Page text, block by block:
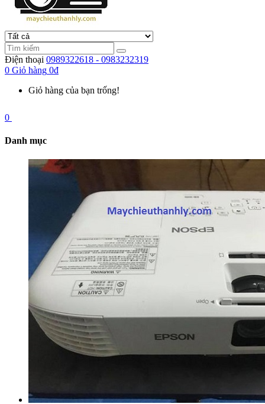
Điện thoại 0989322618 - 0983232319
0 Giỏ hàng 0đ
Giỏ hàng của bạn trống!
0
Danh mục